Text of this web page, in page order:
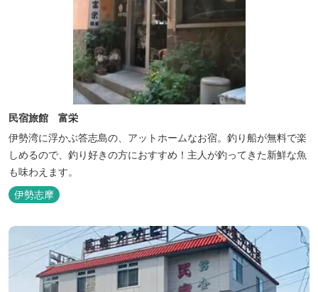
民宿旅館 富栄
伊勢湾に浮かぶ答志島の、アットホームなお宿。釣り船が無料で楽
しめるので、釣り好きの方におすすめ！主人が釣ってきた新鮮な魚
も味わえます。
伊勢志摩